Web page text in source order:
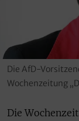
Die AfD-
Wochenzeitung
Die